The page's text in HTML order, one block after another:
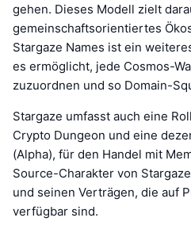
gehen. Dieses Modell zielt
gemeinschaftsorientiertes
Stargaze Names ist ein
es ermöglicht, jede Cosmos-
zuzuordnen und so Domain-
Stargaze umfasst auch eine
Crypto Dungeon und eine
(Alpha), für den Handel mit
Source-Charakter von
und seinen Verträgen, die auf
verfügbar sind.